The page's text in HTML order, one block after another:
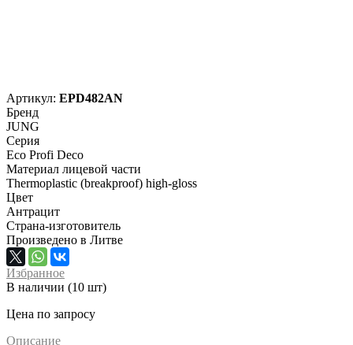
Артикул: EPD482AN
Бренд
JUNG
Серия
Eco Profi Deco
Материал лицевой части
Thermoplastic (breakproof) high-gloss
Цвет
Антрацит
Страна-изготовитель
Произведено в Литве
Избранное
В наличии (10 шт)
Цена по запросу
Описание